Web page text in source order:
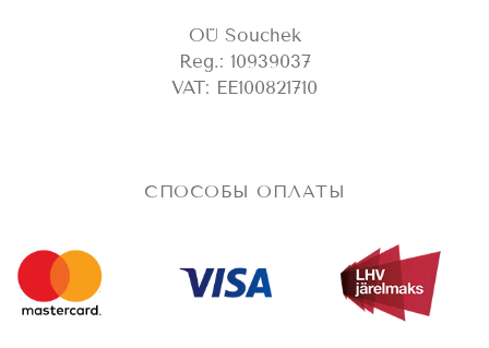
OÜ Souchek
Reg.: 10939037
VAT: EE100821710
СПОСОБЫ ОПЛАТЫ